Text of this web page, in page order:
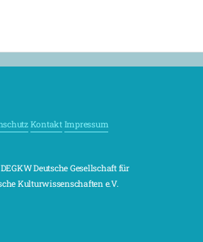
KontaktImpressum
Deutsche Gesellschaft für
Kulturwissenschaften e.V.